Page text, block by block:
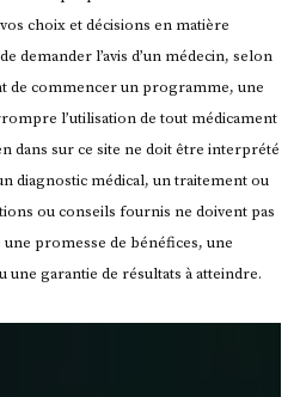
choix et décisions en matière
demander l’avis d’un médecin, selon
de commencer un programme, une
l’utilisation de tout médicament
dans sur ce site ne doit être interprété
diagnostic médical, un traitement ou
ou conseils fournis ne doivent pas
promesse de bénéfices, une
une garantie de résultats à atteindre.